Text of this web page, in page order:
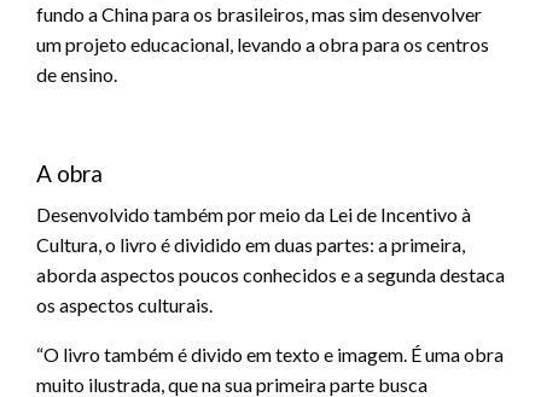
fundo a China para os brasileiros, mas sim desenvolver
um projeto educacional, levando a obra para os centros
de ensino.
A obra
Desenvolvido também por meio da Lei de Incentivo à
Cultura, o livro é dividido em duas partes: a primeira,
aborda aspectos poucos conhecidos e a segunda destaca
os aspectos culturais.
“O livro também é divido em texto e imagem. É uma obra
muito ilustrada, que na sua primeira parte busca